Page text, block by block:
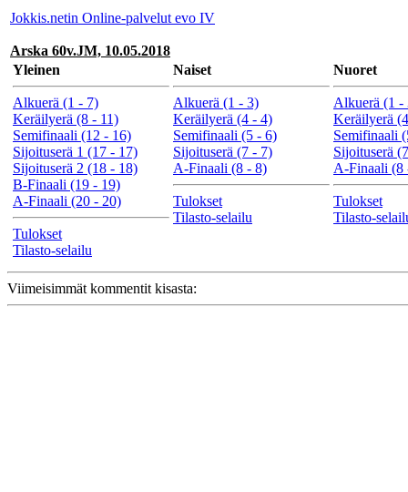
Jokkis.netin Online-palvelut evo IV
Arska 60v.JM, 10.05.2018
Yleinen
Alkuerä (1 - 7)
Keräilyerä (8 - 11)
Semifinaali (12 - 16)
Sijoituserä 1 (17 - 17)
Sijoituserä 2 (18 - 18)
B-Finaali (19 - 19)
A-Finaali (20 - 20)
Tulokset
Tilasto-selailu
Naiset
Alkuerä (1 - 3)
Keräilyerä (4 - 4)
Semifinaali (5 - 6)
Sijoituserä (7 - 7)
A-Finaali (8 - 8)
Tulokset
Tilasto-selailu
Nuoret
Alkuerä (1 -
Keräilyerä
Semifinaali
Sijoituserä
A-Finaali (8
Tulokset
Tilasto-
Viimeisimmät kommentit kisasta: